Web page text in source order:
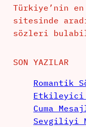
Türkiye’nin
sitesinde
sözleri
SON YAZILAR
Romantik
Etkileyici
Cuma
Sevgiliyi